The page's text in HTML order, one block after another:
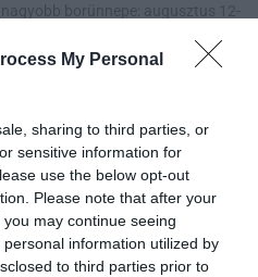
My Personal
sharing to third parties, or
sensitive information for
use the below opt-out
Please note that after your
may continue seeing
information utilized by
to third parties prior to
borünnepe: augusztus 12-